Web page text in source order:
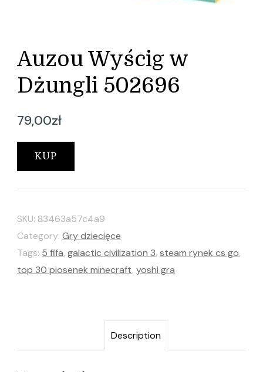
Auzou Wyścig w
Dżungli 502696
79,00zł
KUP
SKU: 83463a57c4a9
Category: Gry dziecięce
Tags: 5 fifa, galactic civilization 3, steam rynek cs go,
top 30 piosenek minecraft, yoshi gra
Description